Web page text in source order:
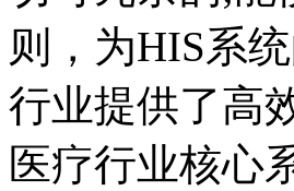
则，为HIS系
行业提供了高
医疗行业核心